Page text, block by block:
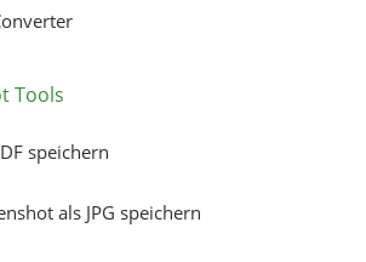
Tools
speichern
als JPG speichern